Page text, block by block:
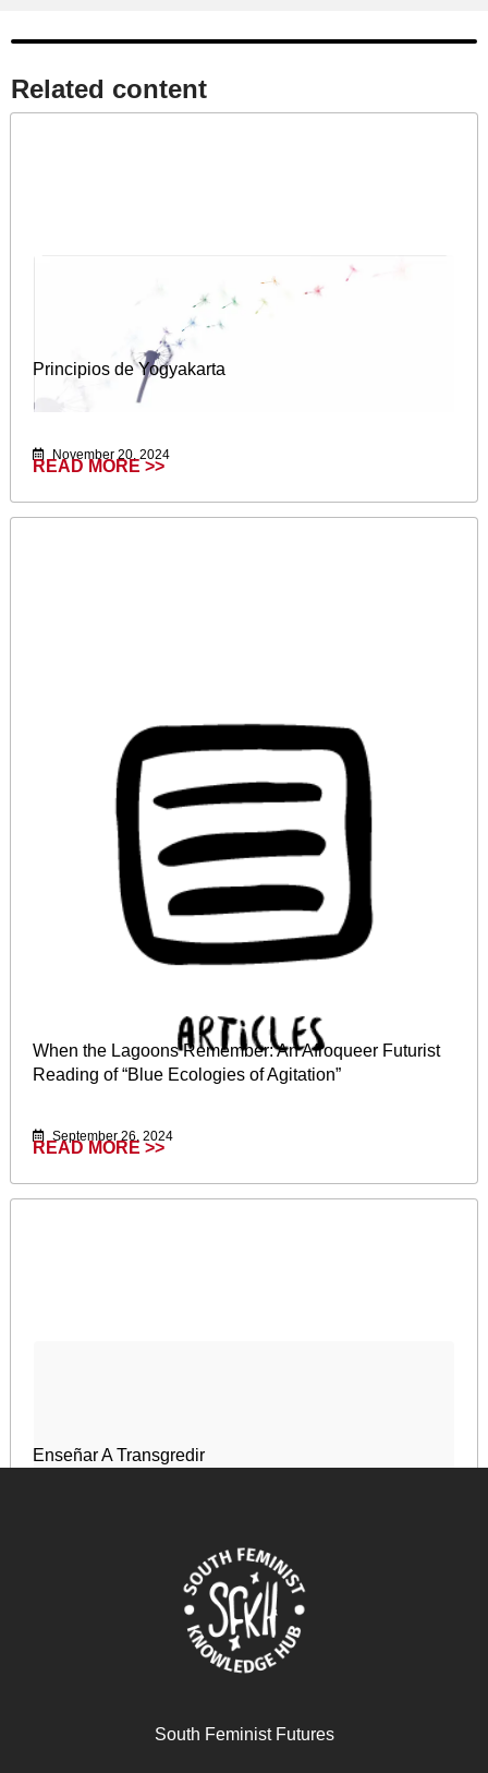
Related content​
Principios de Yogyakarta
November 20, 2024
READ MORE >>
When the Lagoons Remember: An Afroqueer Futurist
Reading of “Blue Ecologies of Agitation”
September 26, 2024
READ MORE >>
Enseñar A Transgredir
South Feminist Futures